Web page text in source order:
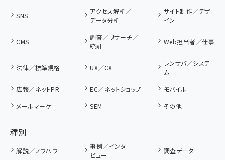
SNS
アクセス解析／
データ分析
サイト制作／デザ
イン
CMS
調査／リサーチ／
統計
Web担当者／仕事
法律／標準規格 UX／CX
レンサバ／システ
ム
広報／ネットPR
EC／ネットショップ
モバイル
メールマーケ
SEM その他
種別
解説／ノウハウ
事例／インタ
ビュー
調査データ